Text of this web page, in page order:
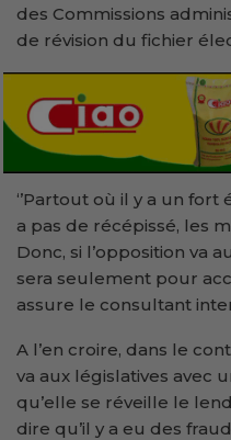
des Commissions
de révision du fichier
‘’Partout où il y a un fort
a pas de récépissé, les
Donc, si l’opposition va
sera seulement pour
assure le consultant
A l’en croire, dans le
va aux législatives avec
qu’elle se réveille le
dire qu’il y a eu des